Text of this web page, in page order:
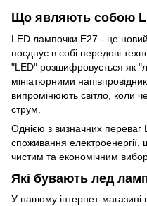
Що являють собою
LED лампочки E27 - це
поєднує в собі передові
"LED" розшифровується як
мініатюрними
випромінюють світло, коли
струм.
Однією з визначних переваг
споживання електроенергії,
чистим та економічним
Які бувають лед
У нашому інтернет-